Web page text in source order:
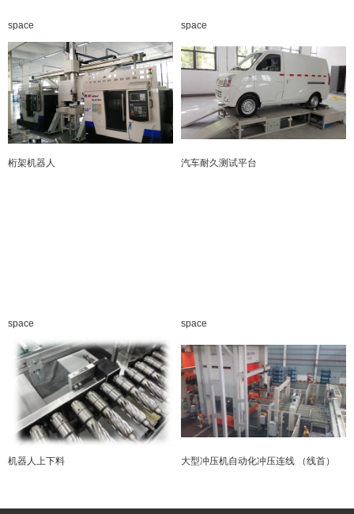
space
桁架机器人
space
汽车耐久测试平台
space
机器人上下料
space
大型冲压机自动化冲压连线 （线首）